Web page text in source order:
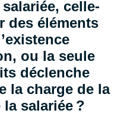
celle-
des éléments
ou la seule
déclenche
la charge de la
la salariée ?